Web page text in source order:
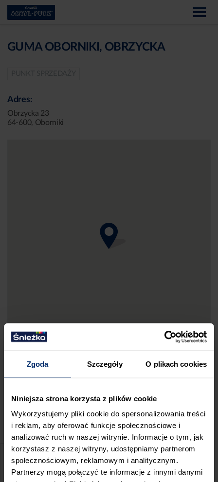
Zgoda Szczegóły O plikach cookies
Niniejsza strona korzysta z plików cookie
Wykorzystujemy pliki cookie do spersonalizowania treści
i reklam, aby oferować funkcje społecznościowe i
analizować ruch w naszej witrynie. Informacje o tym, jak
korzystasz z naszej witryny, udostępniamy partnerom
społecznościowym, reklamowym i analitycznym.
Partnerzy mogą połączyć te informacje z innymi danymi
GUMA OBORNIKI, OBRZYCKA
Adres:
Obrzycka 23
64-600, Oborniki
ZGŁOŚ BŁĄD
PRZED WIZYTĄ W SKLEPIE POLECAMY: